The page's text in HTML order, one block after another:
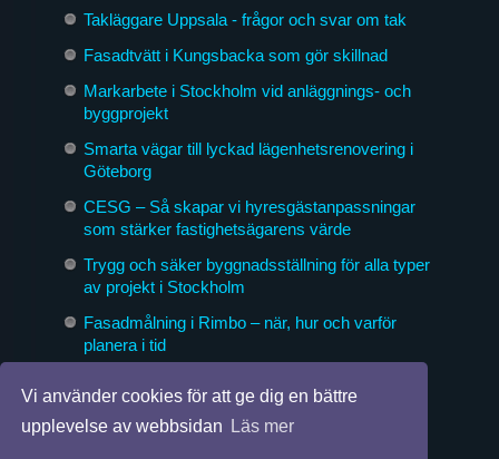
Vi använder cookies för att ge dig en bättre
upplevelse av webbsidan
Läs mer
Takläggare Uppsala - frågor och svar om tak
Fasadtvätt i Kungsbacka som gör skillnad
Markarbete i Stockholm vid anläggnings- och
byggprojekt
Smarta vägar till lyckad lägenhetsrenovering i
Göteborg
CESG – Så skapar vi hyresgästanpassningar
som stärker fastighetsägarens värde
Trygg och säker byggnadsställning för alla typer
av projekt i Stockholm
Fasadmålning i Rimbo – när, hur och varför
planera i tid